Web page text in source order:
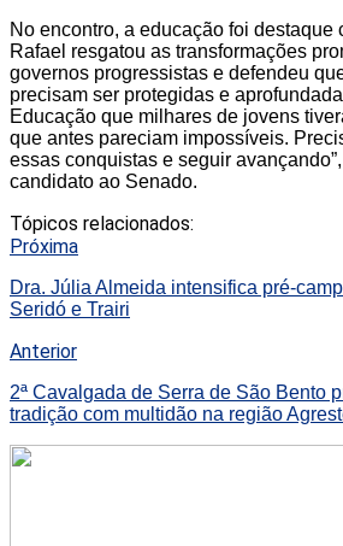
No encontro, a educação foi destaque
Rafael resgatou as transformações
governos progressistas e defendeu
precisam ser protegidas e
Educação que milhares de jovens
que antes pareciam impossíveis.
essas conquistas e seguir
candidato ao Senado.
Tópicos relacionados:
Próxima
Dra. Júlia Almeida intensifica pré-
Seridó e Trairi
Anterior
2ª Cavalgada de Serra de São Bento
tradição com multidão na região